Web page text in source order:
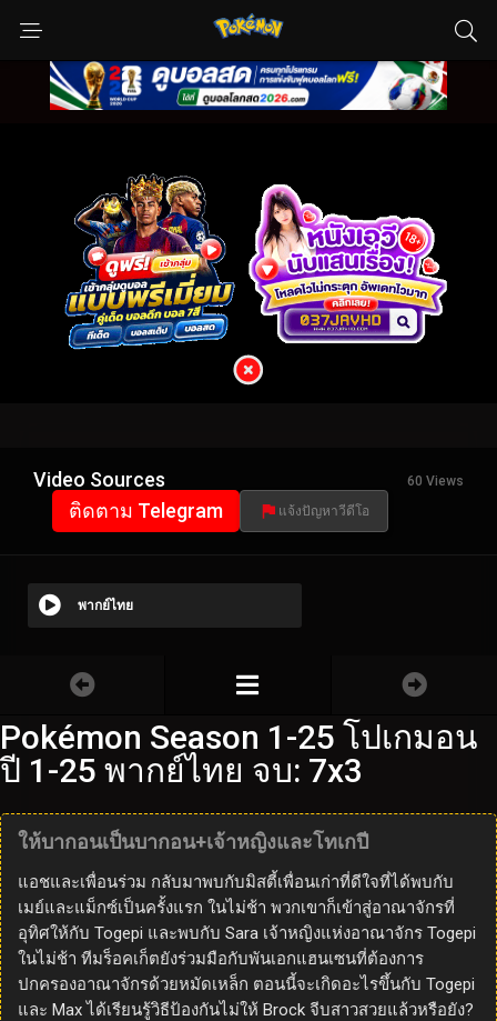
Video Sources 60 Views
ติดตาม Telegram แจ้งปัญหาวีดีโอ
พากย์ไทย
Pokémon Season 1-25 โปเกมอน
ปี 1-25 พากย์ไทย จบ: 7x3
ให้บากอนเป็นบากอน+เจ้าหญิงและโทเกปี
แอชและเพื่อนร่วม กลับมาพบกับมิสตี้เพื่อนเก่าที่ดีใจที่ได้พบกับ
เมย์และแม็กซ์เป็นครั้งแรก ในไม่ช้า พวกเขาก็เข้าสู่อาณาจักรที่
อุทิศให้กับ Togepi และพบกับ Sara เจ้าหญิงแห่งอาณาจักร Togepi
ในไม่ช้า ทีมร็อคเก็ตยังร่วมมือกับพันเอกแฮนเซนที่ต้องการ
ปกครองอาณาจักรด้วยหมัดเหล็ก ตอนนี้จะเกิดอะไรขึ้นกับ Togepi
และ Max ได้เรียนรู้วิธีป้องกันไม่ให้ Brock จีบสาวสวยแล้วหรือยัง?